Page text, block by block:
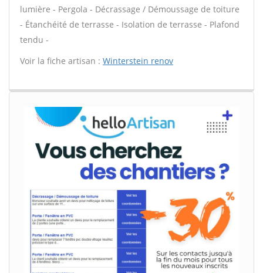
lumière - Pergola - Décrassage / Démoussage de toiture
- Étanchéité de terrasse - Isolation de terrasse - Plafond
tendu -
Voir la fiche artisan : Winterstein renov